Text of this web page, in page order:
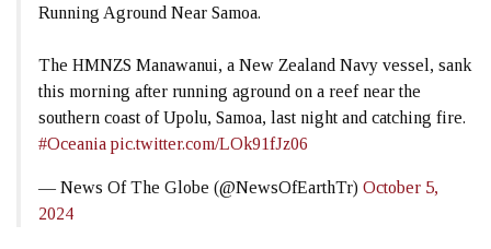
Running Aground Near Samoa.
The HMNZS Manawanui, a New Zealand Navy vessel, sank
this morning after running aground on a reef near the
southern coast of Upolu, Samoa, last night and catching fire.
#Oceania pic.twitter.com/LOk91fJz06
— News Of The Globe (@NewsOfEarthTr) October 5,
2024